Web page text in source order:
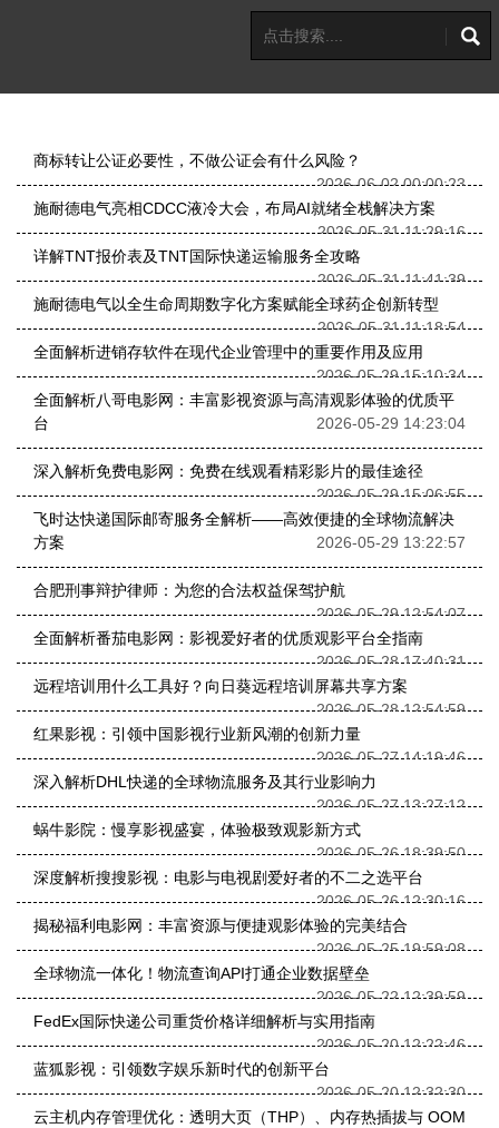
商标转让公证必要性，不做公证会有什么风险？
2026-06-02 00:00:23
施耐德电气亮相CDCC液冷大会，布局AI就绪全栈解决方案
2026-05-31 11:29:16
详解TNT报价表及TNT国际快递运输服务全攻略
2026-05-31 11:41:39
施耐德电气以全生命周期数字化方案赋能全球药企创新转型
2026-05-31 11:18:54
全面解析进销存软件在现代企业管理中的重要作用及应用
2026-05-29 15:10:34
全面解析八哥电影网：丰富影视资源与高清观影体验的优质平
台
2026-05-29 14:23:04
深入解析免费电影网：免费在线观看精彩影片的最佳途径
2026-05-29 15:06:55
飞时达快递国际邮寄服务全解析——高效便捷的全球物流解决
方案
2026-05-29 13:22:57
合肥刑事辩护律师：为您的合法权益保驾护航
2026-05-29 12:54:07
全面解析番茄电影网：影视爱好者的优质观影平台全指南
2026-05-28 17:40:31
远程培训用什么工具好？向日葵远程培训屏幕共享方案
2026-05-28 12:54:59
红果影视：引领中国影视行业新风潮的创新力量
2026-05-27 14:19:46
深入解析DHL快递的全球物流服务及其行业影响力
2026-05-27 13:27:12
蜗牛影院：慢享影视盛宴，体验极致观影新方式
2026-05-26 18:39:50
深度解析搜搜影视：电影与电视剧爱好者的不二之选平台
2026-05-26 12:30:16
揭秘福利电影网：丰富资源与便捷观影体验的完美结合
2026-05-25 19:59:08
全球物流一体化！物流查询API打通企业数据壁垒
2026-05-22 12:39:59
FedEx国际快递公司重货价格详细解析与实用指南
2026-05-20 12:22:46
蓝狐影视：引领数字娱乐新时代的创新平台
2026-05-20 12:32:30
云主机内存管理优化：透明大页（THP）、内存热插拔与 OOM